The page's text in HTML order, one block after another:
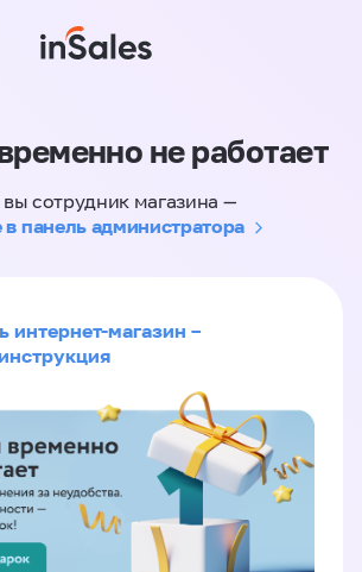
не работает
вы сотрудник магазина —
в панель администратора
интернет-магазин –